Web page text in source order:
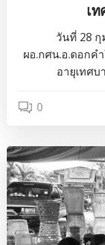
เ
วันที่ 28
ผอ.กศน.อ.ดอกค
อายุเทศบ
0